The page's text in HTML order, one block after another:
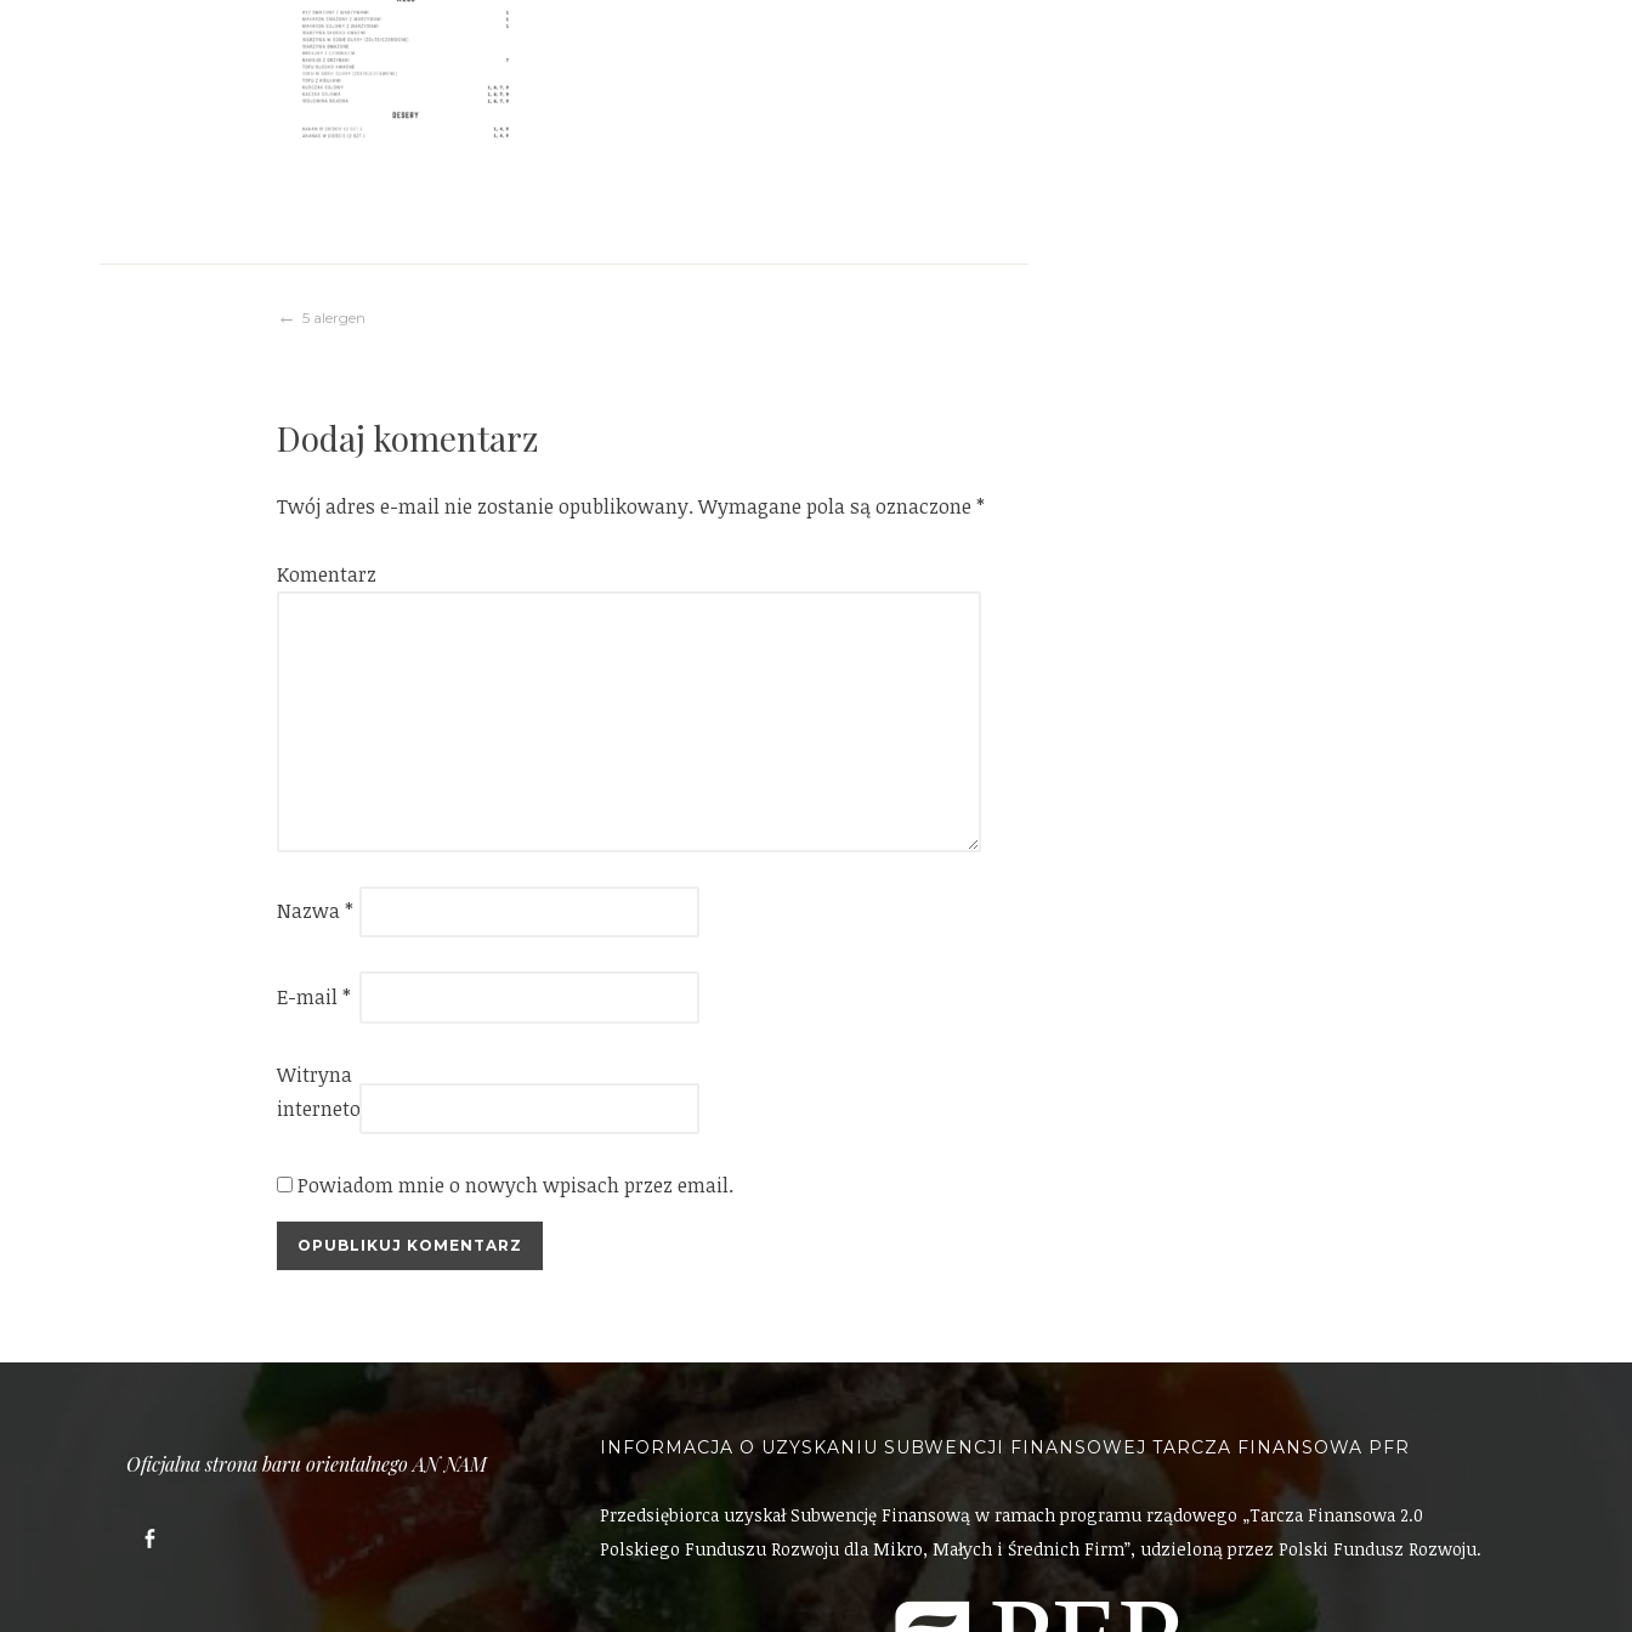
Nawigacja
5 alergen
Dodaj komentarz
Twój adres e-mail nie zostanie opublikowany.Wymagane pola są oznaczone *
Komentarz
Nazwa*
E-mail*
Witryna
internetowa
Powiadom mnie o nowych wpisach przez email.
Oficjalna strona baru orientalnego AN NAM
INFORMACJA O UZYSKANIU SUBWENCJI FINANSOWEJ TARCZA FINANSOWA PFR
Przedsiębiorca uzyskał Subwencję Finansową w ramach programu rządowego „Tarcza Finansowa 2.0
Polskiego Funduszu Rozwoju dla Mikro, Małych i Średnich Firm”, udzieloną przez Polski Fundusz Rozwoju.